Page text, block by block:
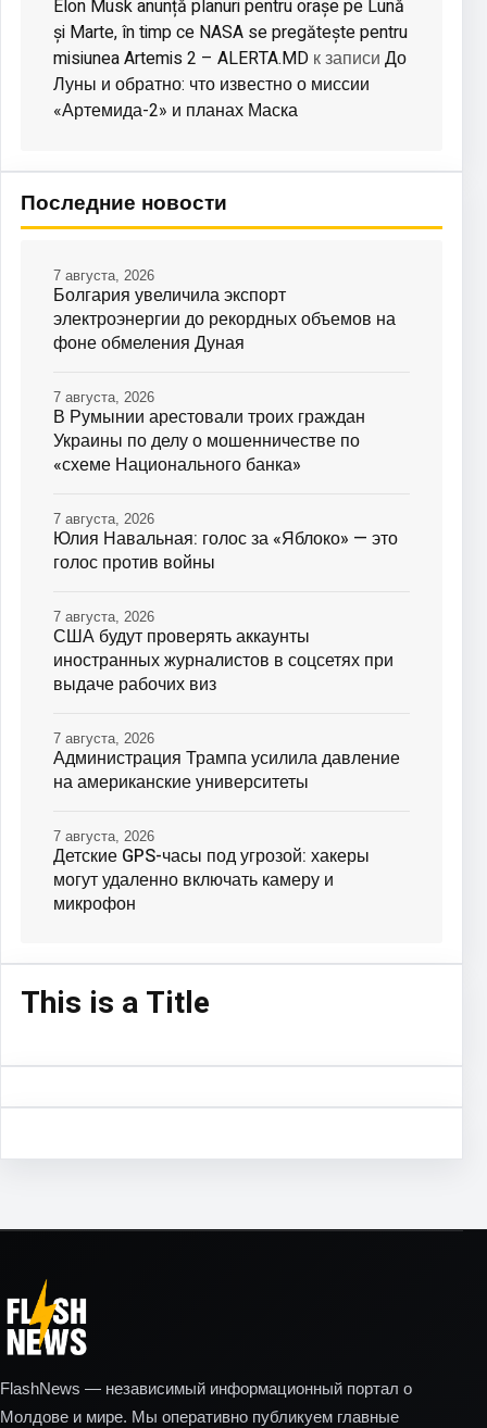
Elon Musk anunță planuri pentru orașe pe Lună
și Marte, în timp ce NASA se pregătește pentru
misiunea Artemis 2 – ALERTA.MD к записи До
Луны и обратно: что известно о миссии
«Артемида-2» и планах Маска
Последние новости
Болгария увеличила экспорт
электроэнергии до рекордных объемов на
фоне обмеления Дуная
7 августа, 2026
В Румынии арестовали троих граждан
Украины по делу о мошенничестве по
«схеме Национального банка»
7 августа, 2026
Юлия Навальная: голос за «Яблоко» — это
голос против войны
7 августа, 2026
США будут проверять аккаунты
иностранных журналистов в соцсетях при
выдаче рабочих виз
7 августа, 2026
Администрация Трампа усилила давление
на американские университеты
7 августа, 2026
Детские GPS-часы под угрозой: хакеры
могут удаленно включать камеру и
микрофон
7 августа, 2026
This is a Title
FlashNews — независимый информационный портал о
Молдове и мире. Мы оперативно публикуем главные